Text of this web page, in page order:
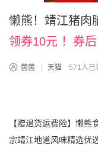
懒熊！靖江猪肉
领券10元 ！券后
茵茵 天猫 571人已
【赠退货运费险】懒
宗靖江地道风味精选优